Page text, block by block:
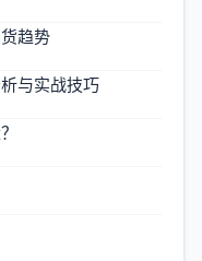
趋势
与实战技巧